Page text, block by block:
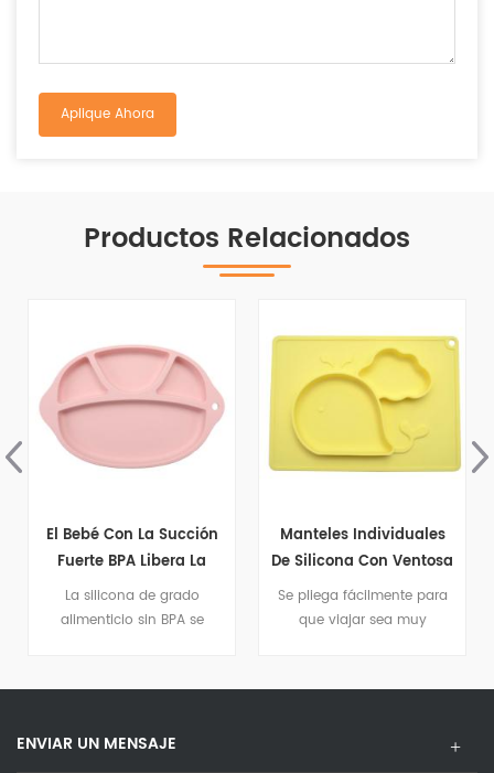
Productos Relacionados
El Bebé Con La Succión
Fuerte BPA Libera La
Placa Suave Del Bebé
Del Silicón
La silicona de grado
alimenticio sin BPA se
Manteles Individuales
De Silicona Con Ventosa
Para Bebé
Se pliega fácilmente para
que viajar sea muy
ENVIAR UN MENSAJE